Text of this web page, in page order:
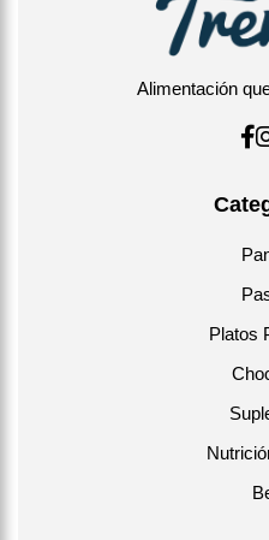
Alimentación
Platos